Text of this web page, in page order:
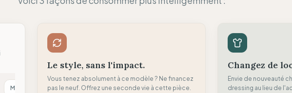
M N H
Le style, sans l'impact.
Vous tenez absolument à ce modèle ? Ne financez
pas le neuf. Offrez une seconde vie à cette pièce.
Changez de
Envie de nouveauté
dressing au lieu de